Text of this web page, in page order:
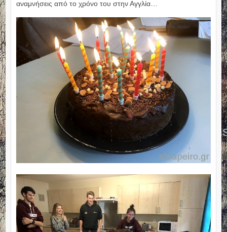
αναμνήσεις από το χρόνο του στην Αγγλία…